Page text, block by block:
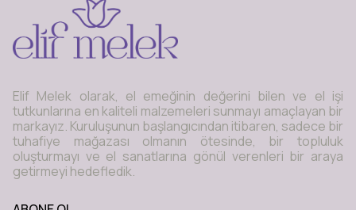
Elif Melek olarak, el emeğinin değerini bilen ve el işi
tutkunlarına en kaliteli malzemeleri sunmayı amaçlayan bir
markayız. Kuruluşunun başlangıcından itibaren, sadece bir
tuhafiye mağazası olmanın ötesinde, bir topluluk
oluşturmayı ve el sanatlarına gönül verenleri bir araya
getirmeyi hedefledik.